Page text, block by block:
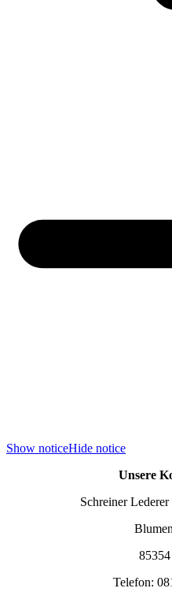
Show noticeHide notice
Unsere
Schreiner
Telefon: